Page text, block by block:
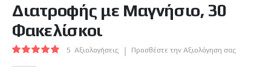
Διατροφής με Μαγνήσιο, 30
Φακελίσκοι
Βαθμολογία:
5 Αξιολογήσεις Προσθέστε την Αξιολόγηση σας